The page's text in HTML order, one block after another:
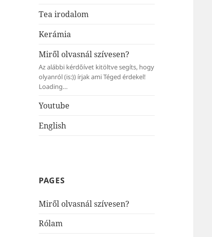
Tea irodalom
Kerámia
Miről olvasnál szívesen?
Az alábbi kérdőívet kitöltve segíts, hogy
olyanról (is:)) írjak ami Téged érdekel!
Loading…
Youtube
English
PAGES
Miről olvasnál szívesen?
Rólam